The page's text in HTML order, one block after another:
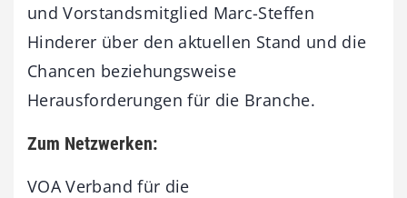
und Vorstandsmitglied Marc-Steffen
Hinderer über den aktuellen Stand und die
Chancen beziehungsweise
Herausforderungen für die Branche.
Zum Netzwerken:
VOA Verband für die